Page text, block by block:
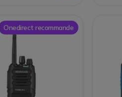
Onedirect recommande